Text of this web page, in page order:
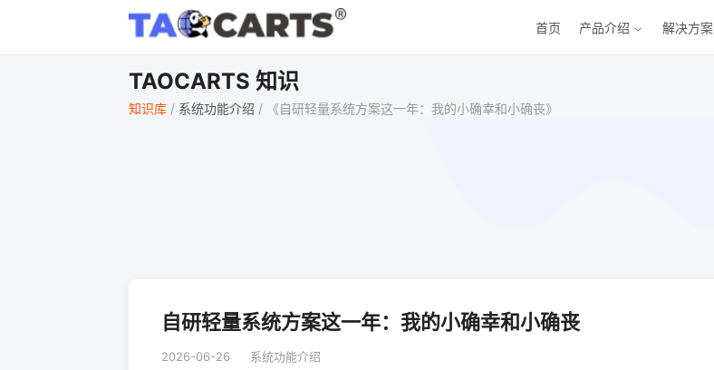
首页 产品介绍 解决方案
TAOCARTS 知识
知识库 / 系统功能介绍 / 《自研轻量系统方案这一年：我的小确幸和小确丧》
自研轻量系统方案这一年：我的小确幸和小确丧
2026-06-26 系统功能介绍